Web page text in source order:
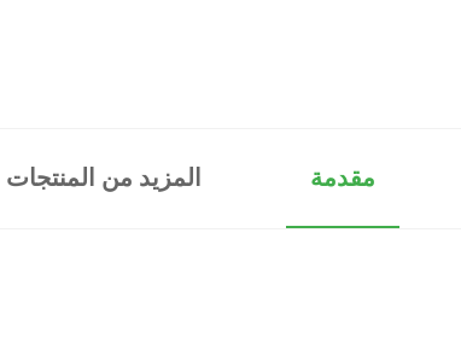
مقدمة المزيد من المنتجات